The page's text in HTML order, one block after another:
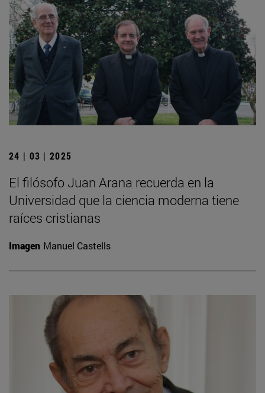
24 | 03 | 2025
El filósofo Juan Arana recuerda en la
Universidad que la ciencia moderna tiene
raíces cristianas
Imagen Manuel Castells